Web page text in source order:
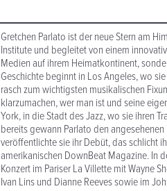
Gretchen Parlato ist der neue Stern am
Institute und begleitet von einem
Medien auf ihrem Heimatkontinent,
Geschichte beginnt in Los Angeles, wo
rasch zum wichtigsten musikalischen
klarzumachen, wer man ist und seine
York, in die Stadt des Jazz, wo sie ihren
bereits gewann Parlato den
veröffentlichte sie ihr Debüt, das schlicht
amerikanischen DownBeat Magazine. In
Konzert im Pariser La Villette mit Wayne
Ivan Lins und Dianne Reeves sowie im